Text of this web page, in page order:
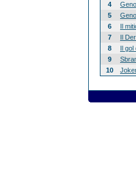
4
5
6
Il
7
Il
8
Il gol
9
10